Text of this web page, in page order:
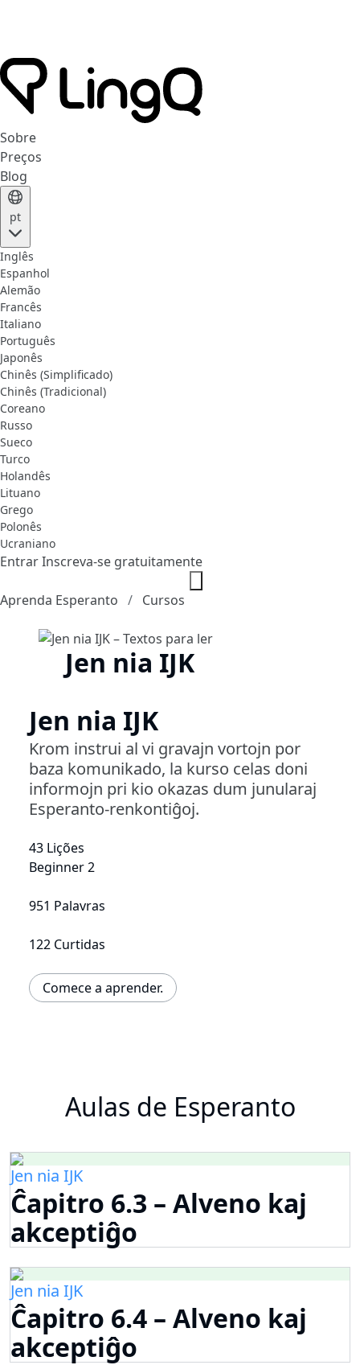
Sobre
Preços
Blog
pt
Inglês
Espanhol
Alemão
Francês
Italiano
Português
Japonês
Chinês (Simplificado)
Chinês (Tradicional)
Coreano
Russo
Sueco
Turco
Holandês
Lituano
Grego
Polonês
Ucraniano
EntrarInscreva-se gratuitamente
Aprenda Esperanto Cursos
Jen nia IJK
Jen nia IJK
Krom instrui al vi gravajn vortojn por
baza komunikado, la kurso celas doni
informojn pri kio okazas dum junularaj
Esperanto-renkontiĝoj.
43 Lições
Beginner 2
951 Palavras
122 Curtidas
Comece a aprender.
Aulas de Esperanto
Jen nia IJK
Ĉapitro 6.3 – Alveno kaj
akceptiĝo
Jen nia IJK
Ĉapitro 6.4 – Alveno kaj
akceptiĝo